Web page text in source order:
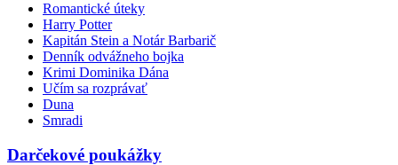
Romantické úteky
Harry Potter
Kapitán Stein a Notár Barbarič
Denník odvážneho bojka
Krimi Dominika Dána
Učím sa rozprávať
Duna
Smradi
Darčekové poukážky